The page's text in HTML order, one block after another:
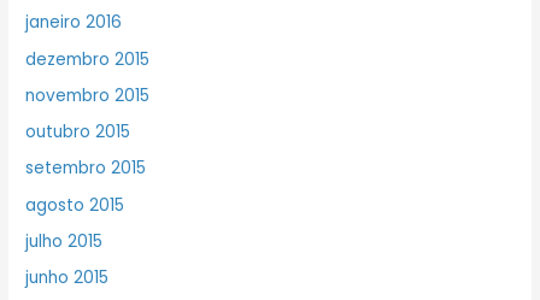
janeiro 2016
dezembro 2015
novembro 2015
outubro 2015
setembro 2015
agosto 2015
julho 2015
junho 2015